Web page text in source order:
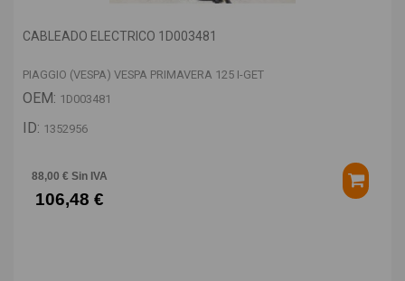
CABLEADO ELECTRICO 1D003481
PIAGGIO (VESPA) VESPA PRIMAVERA 125 I-GET
OEM: 1D003481
ID: 1352956
88,00 € Sin IVA
106,48 €